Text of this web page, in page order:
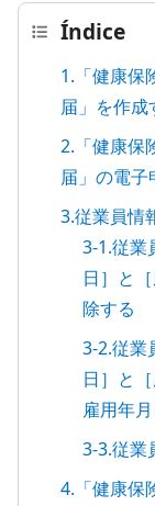
Índice
1.「健康保
届」を作成
2.「健康保
届」の電子
3.従業員情
3-1.従業
日］と
除する
3-2.従業
日］と
雇用年
3-3.従業
4.「健康保